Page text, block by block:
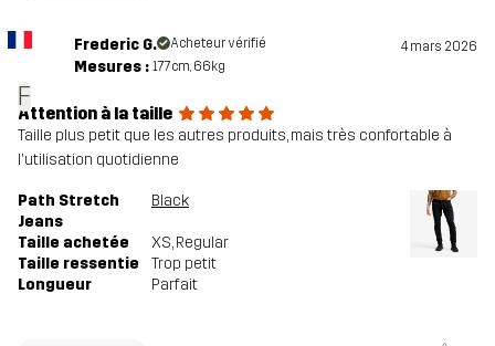
F
Frederic G. Acheteur vérifié 4 mars 2026
Mesures : 177cm, 66kg
Attention à la taille
Taille plus petit que les autres produits, mais très confortable à
l'utilisation quotidienne
Path Stretch
Jeans
Black
Taille achetée XS, Regular
Taille ressentie
Trop petit
Longueur
Parfait